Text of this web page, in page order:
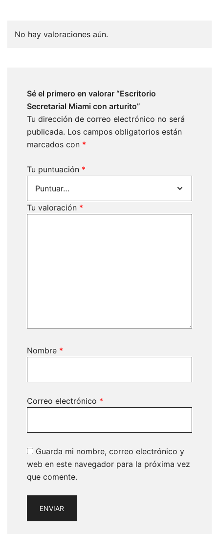
No hay valoraciones aún.
Sé el primero en valorar “Escritorio
Secretarial Miami con arturito”
Tu dirección de correo electrónico no será
publicada. Los campos obligatorios están
marcados con *
Tu puntuación *
Tu valoración *
Nombre *
Correo electrónico *
Guarda mi nombre, correo electrónico y
web en este navegador para la próxima vez
que comente.